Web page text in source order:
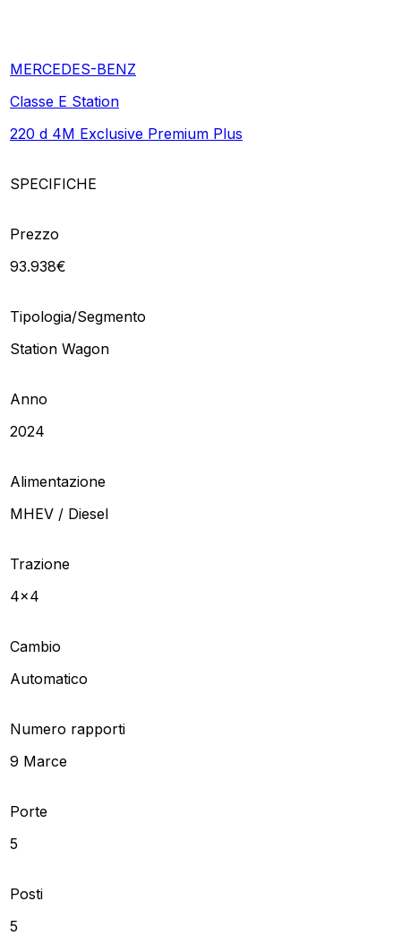
MERCEDES-BENZ
Classe E Station
220 d 4M Exclusive Premium Plus
SPECIFICHE
Prezzo
93.938€
Tipologia/Segmento
Station Wagon
Anno
2024
Alimentazione
MHEV / Diesel
Trazione
4x4
Cambio
Automatico
Numero rapporti
9 Marce
Porte
5
Posti
5